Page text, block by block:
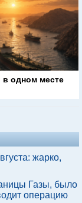
в одном месте
жарко,
Газы, было
операцию